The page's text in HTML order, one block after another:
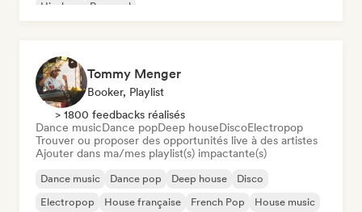
Hip-hop
Pop soul
Tommy Menger
Booker, Playlist
> 1800 feedbacks réalisés
Dance musicDance popDeep houseDiscoElectropop
Trouver ou proposer des opportunités live à des artistes
Ajouter dans ma/mes playlist(s) impactante(s)
Dance music Dance pop Deep house
Disco
Electropop
House française French Pop House music